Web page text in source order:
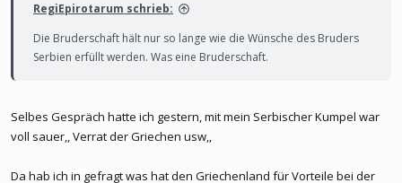
RegiEpirotarum schrieb:
Die Bruderschaft hält nur so lange wie die Wünsche des Bruders
Serbien erfüllt werden. Was eine Bruderschaft.
Selbes Gespräch hatte ich gestern, mit mein Serbischer Kumpel war
voll sauer,, Verrat der Griechen usw,,
Da hab ich in gefragt was hat den Griechenland für Vorteile bei der